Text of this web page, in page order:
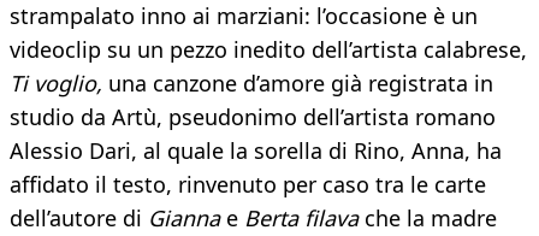
strampalato inno ai marziani: l’occasione è un
videoclip su un pezzo inedito dell’artista calabrese,
Ti voglio, una canzone d’amore già registrata in
studio da Artù, pseudonimo dell’artista romano
Alessio Dari, al quale la sorella di Rino, Anna, ha
affidato il testo, rinvenuto per caso tra le carte
dell’autore di Gianna e Berta filavache la madre